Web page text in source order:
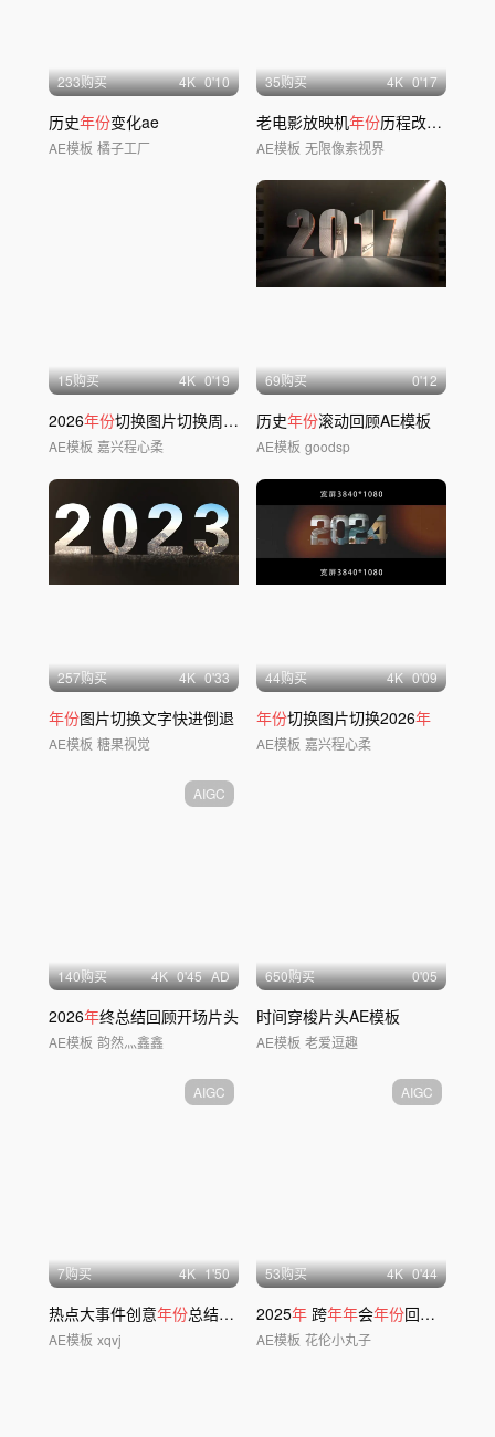
233购买 4K 0'10
历史年份变化ae
AE模板 橘子工厂
35购买 4K 0'17
老电影放映机年份历程改革开放时间线片头
AE模板 无限像素视界
15购买 4K 0'19
2026年份切换图片切换周年 创意片头
AE模板 嘉兴程心柔
69购买 0'12
历史年份滚动回顾AE模板
AE模板 goodsp
257购买 4K 0'33
年份图片切换文字快进倒退
AE模板 糖果视觉
44购买 4K 0'09
年份切换图片切换2026年
AE模板 嘉兴程心柔
AIGC
140购买 4K 0'45 AD
2026年终总结回顾开场片头
AE模板 韵然灬鑫鑫
650购买 0'05
时间穿梭片头AE模板
AE模板 老爱逗趣
AIGC
7购买 4K 1'50
热点大事件创意年份总结历史回顾AE模版
AE模板 xqvj
AIGC
53购买 4K 0'44
2025年 跨年年会年份回顾发展历程
AE模板 花伦小丸子